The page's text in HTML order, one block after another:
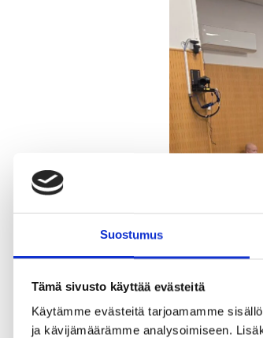
Suostumus
Tämä sivusto käyttää evästeitä
Käytämme evästeitä tarjoamamme
ja kävijämäärämme analysoimiseen.